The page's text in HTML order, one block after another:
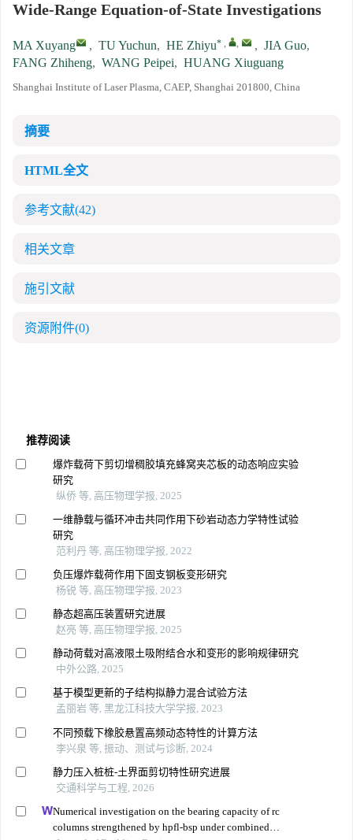
Wide-Range Equation-of-State Investigations
MA Xuyang , TU Yuchun, HE Zhiyu* , , , JIA Guo,
FANG Zhiheng, WANG Peipei, HUANG Xiuguang
Shanghai Institute of Laser Plasma, CAEP, Shanghai 201800, China
摘要
HTML全文
参考文献(42)
相关文章
施引文献
资源附件(0)
推荐阅读
爆炸载荷下剪切增稠胶填充蜂窝夹芯板的动态响应实验
研究
纵侨 等, 高压物理学报, 2025
一维静载与循环冲击共同作用下砂岩动态力学特性试验
研究
范利丹 等, 高压物理学报, 2022
负压爆炸载荷作用下固支钢板变形研究
杨锐 等, 高压物理学报, 2023
静态超高压装置研究进展
赵亮 等, 高压物理学报, 2025
静动荷载对高液限土吸附结合水和变形的影响规律研究
中外公路, 2025
基于模型更新的子结构拟静力混合试验方法
孟丽岩 等, 黑龙江科技大学学报, 2023
不同预载下橡胶悬置高频动态特性的计算方法
李兴泉 等, 振动、测试与诊断, 2024
静力压入桩桩-土界面剪切特性研究进展
交通科学与工程, 2026
Numerical investigation on the bearing capacity of rc
columns strengthened by hpfl-bsp under combined